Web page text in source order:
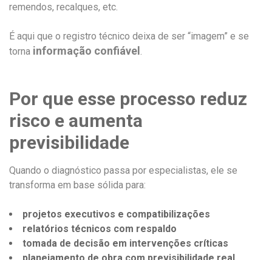
remendos, recalques, etc.
É aqui que o registro técnico deixa de ser “imagem” e se
torna informação confiável
Por que esse processo reduz
risco e aumenta
previsibilidade
Quando o diagnóstico passa por especialistas, ele se
transforma em base sólida para:
projetos executivos e compatibilizações
relatórios técnicos com respaldo
tomada de decisão em intervenções críticas
planejamento de obra com previsibilidade real